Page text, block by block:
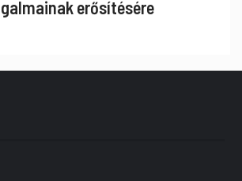
erősítésére